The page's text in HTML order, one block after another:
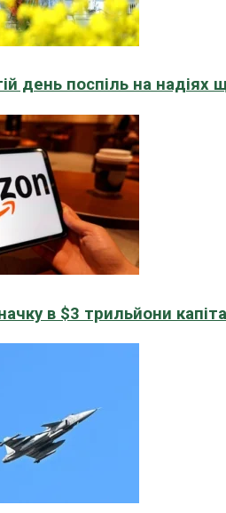
день поспіль на
в $3 трильйони